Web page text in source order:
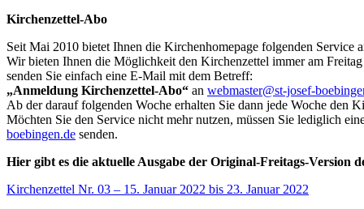
Kirchenzettel-Abo
Seit Mai 2010 bietet Ihnen die Kirchenhomepage folgenden Service
Wir bieten Ihnen die Möglichkeit den Kirchenzettel immer am
senden Sie einfach eine E-Mail mit dem Betreff:
„Anmeldung Kirchenzettel-Abo“ an webmaster@st-josef-
Ab der darauf folgenden Woche erhalten Sie dann jede Woche den
Möchten Sie den Service nicht mehr nutzen, müssen Sie lediglich
boebingen.de senden.
Hier gibt es die aktuelle Ausgabe der Original-Freitags-Version
Kirchenzettel Nr. 03 – 15. Januar 2022 bis 23. Januar 2022